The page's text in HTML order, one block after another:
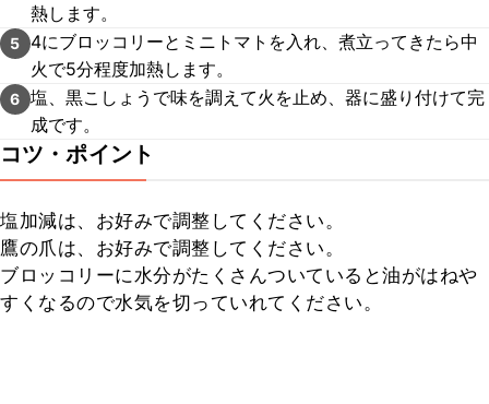
熱します。
5
4にブロッコリーとミニトマトを入れ、煮立ってきたら中
火で5分程度加熱します。
6 塩、黒こしょうで味を調えて火を止め、器に盛り付けて完
成です。
コツ・ポイント
塩加減は、お好みで調整してください。
鷹の爪は、お好みで調整してください。
ブロッコリーに水分がたくさんついていると油がはねや
すくなるので水気を切っていれてください。